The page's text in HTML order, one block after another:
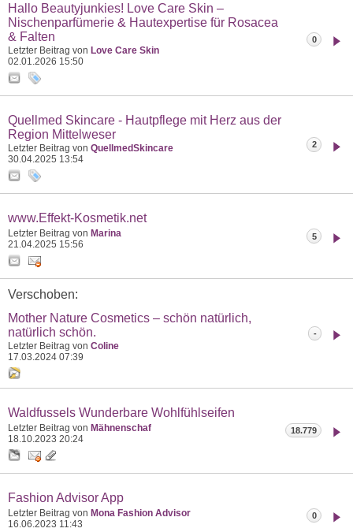
Hallo Beautyjunkies! Love Care Skin –
Nischenparfümerie & Hautexpertise für Rosacea
& Falten
Letzter Beitrag von Love Care Skin
02.01.2026 15:50
0
Quellmed Skincare - Hautpflege mit Herz aus der
Region Mittelweser
Letzter Beitrag von QuellmedSkincare
30.04.2025 13:54
2
www.Effekt-Kosmetik.net
Letzter Beitrag von Marina
21.04.2025 15:56
5
Verschoben:
Mother Nature Cosmetics – schön natürlich,
natürlich schön.
Letzter Beitrag von Coline
17.03.2024 07:39
-
Waldfussels Wunderbare Wohlfühlseifen
Letzter Beitrag von Mähnenschaf
18.10.2023 20:24
18.779
Fashion Advisor App
Letzter Beitrag von Mona Fashion Advisor
16.06.2023 11:43
0